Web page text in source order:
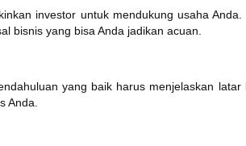
investor untuk mendukung usaha Anda.
bisnis yang bisa Anda jadikan acuan.
yang baik harus menjelaskan
Anda.